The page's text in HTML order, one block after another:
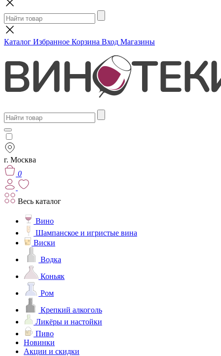
Каталог Избранное Корзина Вход Магазины
г. Москва
0
Весь каталог
Вино
Шампанское и игристые вина
Виски
Водка
Коньяк
Ром
Крепкий алкоголь
Ликёры и настойки
Пиво
Новинки
Акции и скидки